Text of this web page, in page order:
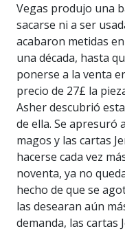
Vegas produjo una
sacarse ni a ser
acabaron metidas
una década, hasta
ponerse a la venta
precio de 27£ la
Asher descubrió
de ella. Se apresuró
magos y las cartas
hacerse cada vez
noventa, ya no
hecho de que se
las desearan aún
demanda, las cartas